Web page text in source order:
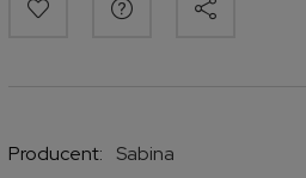
Producent:
Sabina